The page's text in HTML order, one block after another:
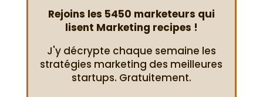
Rejoins les 5450 marketeurs qui
lisent Marketing recipes !
J'y décrypte chaque semaine les
stratégies marketing des meilleures
startups. Gratuitement.